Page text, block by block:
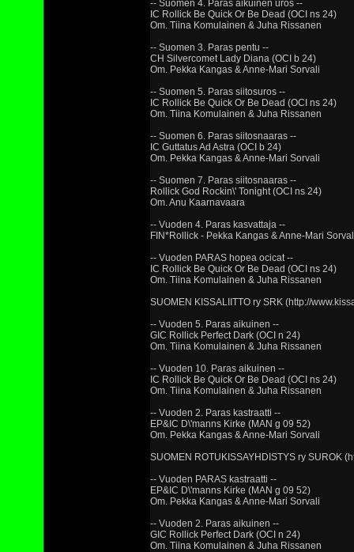
-- Suomen 4. Paras aikuinen uros --
IC Rollick Be Quick Or Be Dead (OCI ns 24)
Om. Tiina Komulainen & Juha Rissanen
-- Suomen 3. Paras pentu --
CH Silvercomet Lady Diana (OCI b 24)
Om. Pekka Kangas & Anne-Mari Sorvali
-- Suomen 5. Paras siitosuros --
IC Rollick Be Quick Or Be Dead (OCI ns 24)
Om. Tiina Komulainen & Juha Rissanen
-- Suomen 6. Paras siitosnaaras --
IC Guttatus Ad Astra (OCI b 24)
Om. Pekka Kangas & Anne-Mari Sorvali
-- Suomen 7. Paras siitosnaaras --
Rollick God Rockin\' Tonight (OCI ns 24)
Om. Anu Kaarnavaara
-- Vuoden 4. Paras kasvattaja --
FIN*Rollick - Pekka Kangas & Anne-Mari
-- Vuoden PARAS hopea ocicat --
IC Rollick Be Quick Or Be Dead (OCI ns 24)
Om. Tiina Komulainen & Juha Rissanen
SUOMEN KISSALIITTO ry SRK (http://
-- Vuoden 5. Paras aikuinen --
GIC Rollick Perfect Dark (OCI n 24)
Om. Tiina Komulainen & Juha Rissanen
-- Vuoden 10. Paras aikuinen --
IC Rollick Be Quick Or Be Dead (OCI ns 24)
Om. Tiina Komulainen & Juha Rissanen
-- Vuoden 2. Paras kastraatti --
EP&IC D\'manns Kirke (MAN g 09 52)
Om. Pekka Kangas & Anne-Mari Sorvali
SUOMEN ROTUKISSAYHDISTYS ry SUROK
-- Vuoden PARAS kastraatti --
EP&IC D\'manns Kirke (MAN g 09 52)
Om. Pekka Kangas & Anne-Mari Sorvali
-- Vuoden 2. Paras aikuinen --
GIC Rollick Perfect Dark (OCI n 24)
Om. Tiina Komulainen & Juha Rissanen